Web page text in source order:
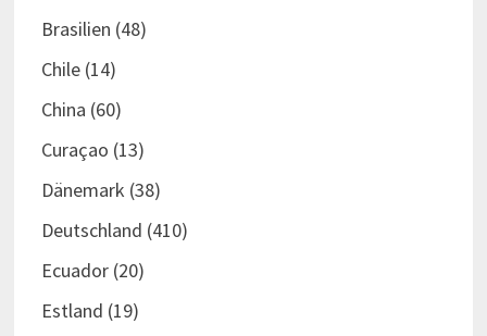
Brasilien (48)
Chile(14)
China (60)
Curaçao (13)
Dänemark (38)
Deutschland (410)
Ecuador(20)
Estland (19)